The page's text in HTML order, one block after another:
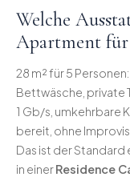
Welche
Apartment für
28 m² für 5
Bettwäsche, private
1 Gb/s, umkehrbare
bereit, ohne
Das ist der Standard
in einerResidence